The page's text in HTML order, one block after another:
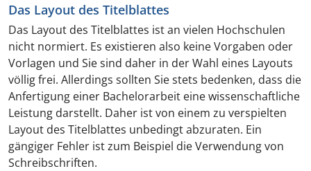
Das Layout des Titelblattes
Das Layout des Titelblattes ist an vielen Hochschulen
nicht normiert. Es existieren also keine Vorgaben oder
Vorlagen und Sie sind daher in der Wahl eines Layouts
völlig frei. Allerdings sollten Sie stets bedenken, dass die
Anfertigung einer Bachelorarbeit eine wissenschaftliche
Leistung darstellt. Daher ist von einem zu verspielten
Layout des Titelblattes unbedingt abzuraten. Ein
gängiger Fehler ist zum Beispiel die Verwendung von
Schreibschriften.